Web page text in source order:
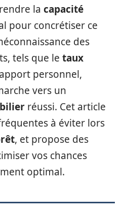
la capacité
pour concrétiser ce
des
tels que le taux
personnel,
vers un
réussi. Cet article
à éviter lors
, et propose des
vos chances
optimal.